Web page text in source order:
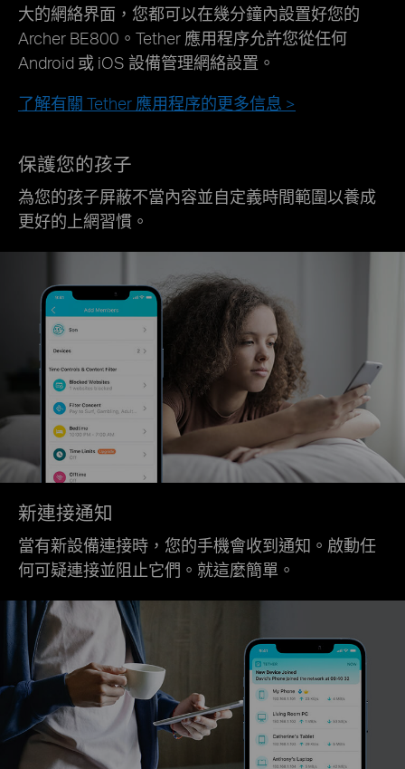
大的網絡界面，您都可以在幾分鐘內設置好您的
Archer BE800。Tether 應用程序允許您從任何
Android 或 iOS 設備管理網絡設置。
了解有關 Tether 應用程序的更多信息 >
保護您的孩子
為您的孩子屏蔽不當內容並自定義時間範圍以養成
更好的上網習慣。
新連接通知
當有新設備連接時，您的手機會收到通知。啟動任
何可疑連接並阻止它們。就這麼簡單。